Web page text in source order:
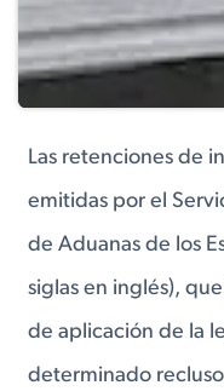
Las retenciones de
emitidas por el
de Aduanas de los
siglas en inglés),
de aplicación de la
determinado